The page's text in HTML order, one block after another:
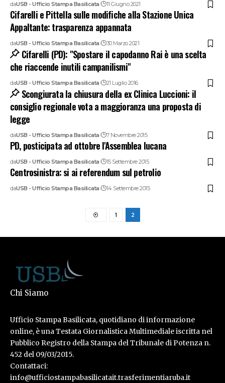
daUSB - Ufficio Stampa Basilicata 11 Giugno 2021
Cifarelli e Pittella sulle modifiche alla Stazione Unica
Appaltante: trasparenza appannata
daUSB - Ufficio Stampa Basilicata 30 Marzo 2021
Cifarelli (PD): "Spostare il capodanno Rai è una scelta
che riaccende inutili campanilismi"
daUSB - Ufficio Stampa Basilicata 21 Luglio 2016
Scongiurata la chiusura della ex Clinica Luccioni: il
consiglio regionale vota a maggioranza una proposta di
legge
daUSB - Ufficio Stampa Basilicata 7 Novembre 2015
PD, posticipata ad ottobre l'Assemblea lucana
daUSB - Ufficio Stampa Basilicata 15 Settembre 2015
Centrosinistra: si ai referendum sul petrolio
daUSB - Ufficio Stampa Basilicata 14 Settembre 2015
1 2
Chi Siamo
Ufficio Stampa Basilicata, quotidiano di informazione
online, è una Testata Giornalistica Multimediale iscritta nel
Pubblico Registro della Stampa del Tribunale di Potenza n.
452 del 09/03/2015.
Contattaci:
info@ufficiostampabasilicatait.trasferimentiaruba.it